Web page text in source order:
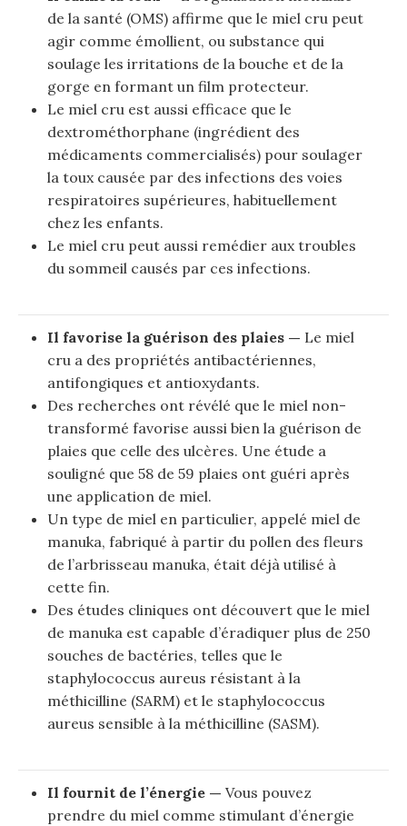
de la santé (OMS) affirme que le miel cru peut
agir comme émollient, ou substance qui
soulage les irritations de la bouche et de la
gorge en formant un film protecteur.
Le miel cru est aussi efficace que le
dextrométhorphane (ingrédient des
médicaments commercialisés) pour soulager
la toux causée par des infections des voies
respiratoires supérieures, habituellement
chez les enfants.
Le miel cru peut aussi remédier aux troubles
du sommeil causés par ces infections.
Il favorise la guérison des plaies — Le miel
cru a des propriétés antibactériennes,
antifongiques et antioxydants.
Des recherches ont révélé que le miel non-
transformé favorise aussi bien la guérison de
plaies que celle des ulcères. Une étude a
souligné que 58 de 59 plaies ont guéri après
une application de miel.
Un type de miel en particulier, appelé miel de
manuka, fabriqué à partir du pollen des fleurs
de l’arbrisseau manuka, était déjà utilisé à
cette fin.
Des études cliniques ont découvert que le miel
de manuka est capable d’éradiquer plus de 250
souches de bactéries, telles que le
staphylococcus aureus résistant à la
méthicilline (SARM) et le staphylococcus
aureus sensible à la méthicilline (SASM).
Il fournit de l’énergie — Vous pouvez
prendre du miel comme stimulant d’énergie